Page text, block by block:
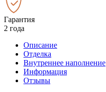
Гарантия
2 года
Описание
Отделка
Внутреннее наполнение
Информация
Отзывы